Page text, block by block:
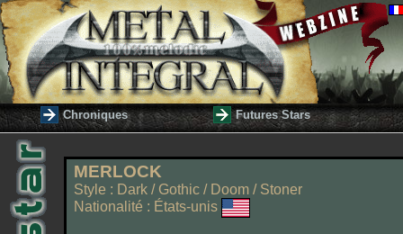
Chroniques Futures Stars
MERLOCK
Style : Dark / Gothic / Doom / Stoner
Nationalité : États-unis